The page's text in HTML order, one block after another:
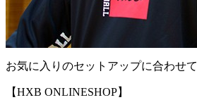
お気に入りのセットアップに合わせ
【HXB ONLINESHOP】